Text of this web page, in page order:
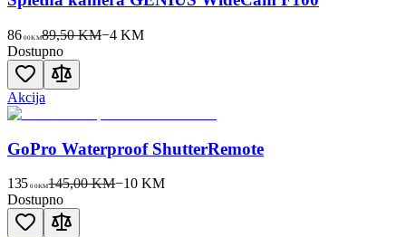
86 00KM89,50 KM−4KM
Dostupno
Akcija
GoPro Waterproof ShutterRemote
135 00KM145,00 KM−10 KM
Dostupno